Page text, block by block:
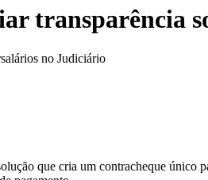
transparência
no Judiciário
que cria um contracheque único